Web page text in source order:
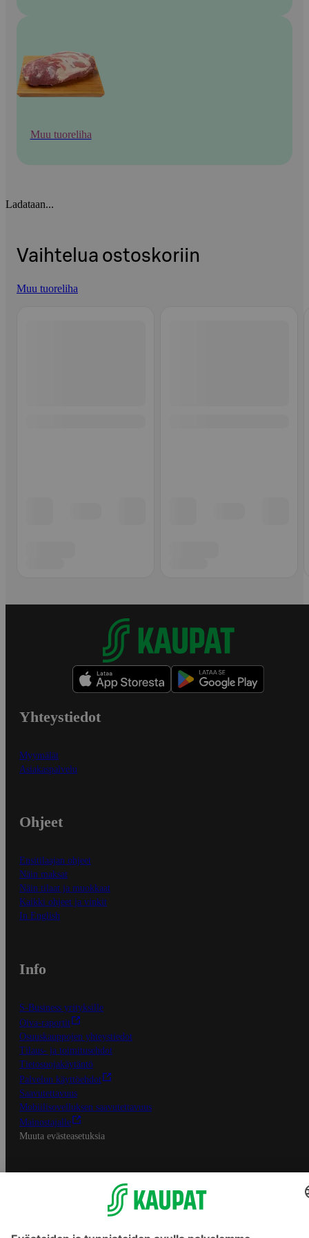
Muu tuoreliha
Ladataan...
Vaihtelua ostoskoriin
Muu tuoreliha
Yhteystiedot
Myymälät
Asiakaspalvelu
Ohjeet
Ensitilaajan ohjeet
Näin maksat
Näin tilaat ja muokkaat
Kaikki ohjeet ja vinkit
In English
Info
S-Business yrityksille
Oiva-raportit
Osuuskauppojen yhteystiedot
Tilaus- ja toimitusehdot
Tietosuojakäytäntö
Palvelun käyttöehdot
Saavutettavuus
Mobiilisovelluksen saavutettavuus
Mainostajalle
Muuta evästeasetuksia
S-ryhmän palvelut